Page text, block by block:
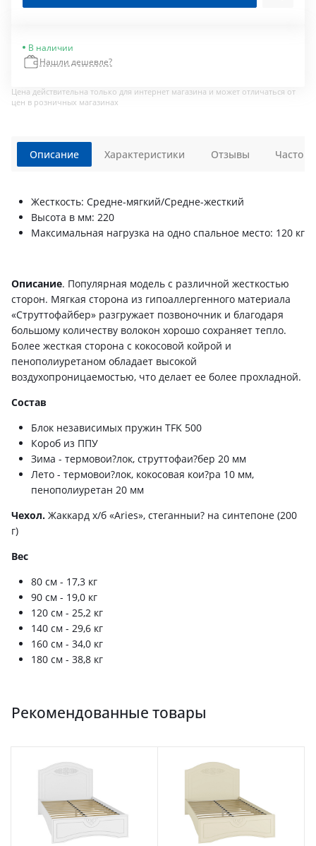
В наличии
Нашли дешевле?
Цена действительна только для интернет магазина и может отличаться от
цен в розничных магазинах
Описание
Жесткость: Средне-мягкий/Средне-жесткий
Высота в мм: 220
Максимальная нагрузка на одно спальное место: 120 кг
Описание. Популярная модель с различной жесткостью
сторон. Мягкая сторона из гипоаллергенного материала
«Струттофайбер» разгружает позвоночник и благодаря
большому количеству волокон хорошо сохраняет тепло.
Более жесткая сторона с кокосовой койрой и
пенополиуретаном обладает высокой
воздухопроницаемостью, что делает ее более прохладной.
Состав
Блок независимых пружин TFK 500
Короб из ППУ
Зима - термовои?лок, струттофаи?бер 20 мм
Лето - термовои?лок, кокосовая кои?ра 10 мм,
пенополиуретан 20 мм
Чехол. Жаккард х/б «Aries», стеганныи? на синтепоне (200
г)
Вес
80 см - 17,3 кг
90 см - 19,0 кг
120 см - 25,2 кг
140 см - 29,6 кг
160 см - 34,0 кг
180 см - 38,8 кг
Характеристики Отзывы Часто
Рекомендованные товары